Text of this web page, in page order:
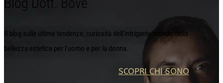
Il blog sulle ultime tendenze, curiosità dell'intrigante mondo della
bellezza estetica per l'uomo e per la donna.
SCOPRI CHI SONO